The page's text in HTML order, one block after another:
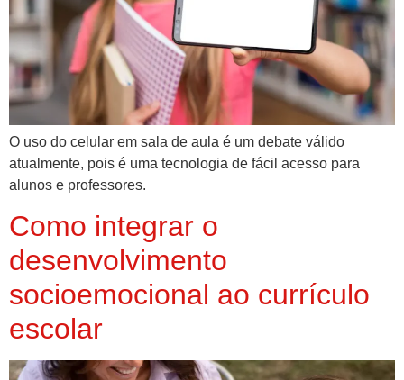
O uso do celular em sala de aula é um debate válido
atualmente, pois é uma tecnologia de fácil acesso para
alunos e professores.
Como integrar o
desenvolvimento
socioemocional ao currículo
escolar